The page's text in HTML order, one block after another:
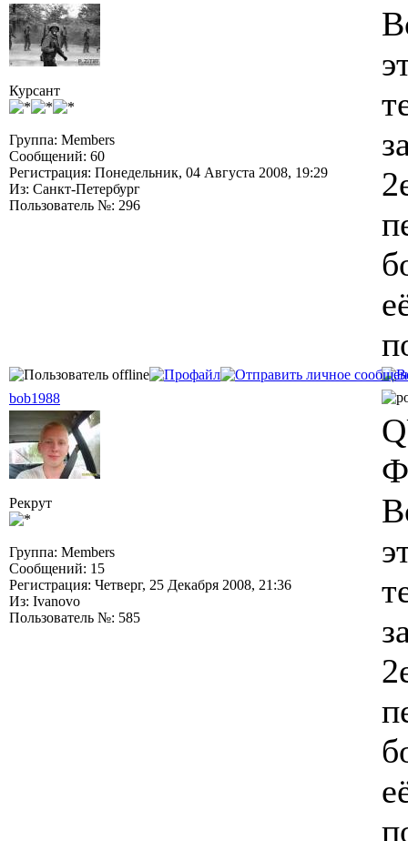
Курсант
Группа: Members
Сообщений: 60
Регистрация: Понедельник, 04 Августа 2008, 19:29
Из: Санкт-Петербург
Пользователь №: 296
bob1988
Рекрут
Группа: Members
Сообщений: 15
Регистрация: Четверг, 25 Декабря 2008, 21:36
Из: Ivanovo
Пользователь №: 585